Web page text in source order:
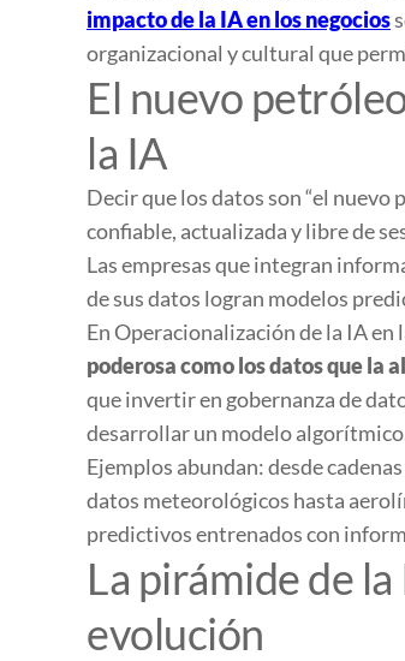
impacto de la IA en los negocios
organizacional y cultural que
El nuevo
la IA
Decir que los datos son “el nuevo
confiable, actualizada y libre de
Las empresas que integran
de sus datos logran modelos
EnOperacionalización de la IA en
poderosa como los datos que la
que invertir en gobernanza de
desarrollar un modelo
Ejemplos abundan: desde
datos meteorológicos hasta
predictivos entrenados con
La pirámide de
evolución